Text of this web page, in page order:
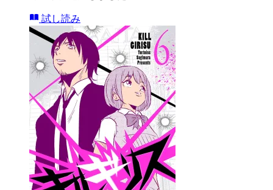
試し読み